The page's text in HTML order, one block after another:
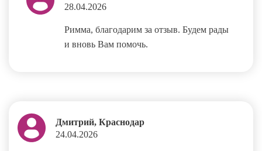
28.04.2026
Римма, благодарим за отзыв. Будем рады
и вновь Вам помочь.
Дмитрий, Краснодар
24.04.2026